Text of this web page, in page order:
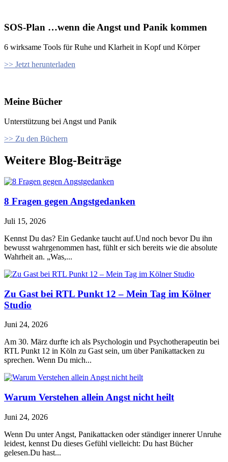
SOS-Plan …wenn die Angst und Panik kommen
6 wirksame Tools für Ruhe und Klarheit in Kopf und Körper
>> Jetzt herunterladen
Meine Bücher
Unterstützung bei Angst und Panik
>> Zu den Büchern
Weitere Blog-Beiträge
8 Fragen gegen Angstgedanken
Juli 15, 2026
Kennst Du das? Ein Gedanke taucht auf.Und noch bevor Du ihn
bewusst wahrgenommen hast, fühlt er sich bereits wie die absolute
Wahrheit an. „Was,...
Zu Gast bei RTL Punkt 12 – Mein Tag im Kölner
Studio
Juni 24, 2026
Am 30. März durfte ich als Psychologin und Psychotherapeutin bei
RTL Punkt 12 in Köln zu Gast sein, um über Panikattacken zu
sprechen. Wenn Du mich...
Warum Verstehen allein Angst nicht heilt
Juni 24, 2026
Wenn Du unter Angst, Panikattacken oder ständiger innerer Unruhe
leidest, kennst Du dieses Gefühl vielleicht: Du hast Bücher
gelesen.Du hast...